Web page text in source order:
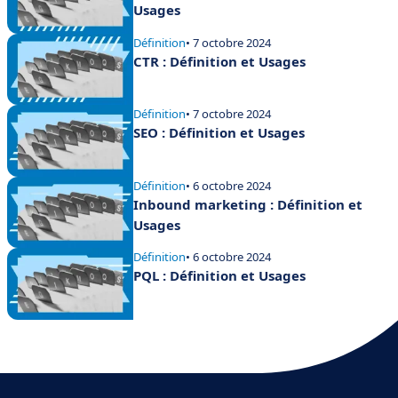
Usages
Définition• 7 octobre 2024
CTR : Définition et Usages
Définition• 7 octobre 2024
SEO : Définition et Usages
Définition• 6 octobre 2024
Inbound marketing : Définition et
Usages
Définition• 6 octobre 2024
PQL : Définition et Usages